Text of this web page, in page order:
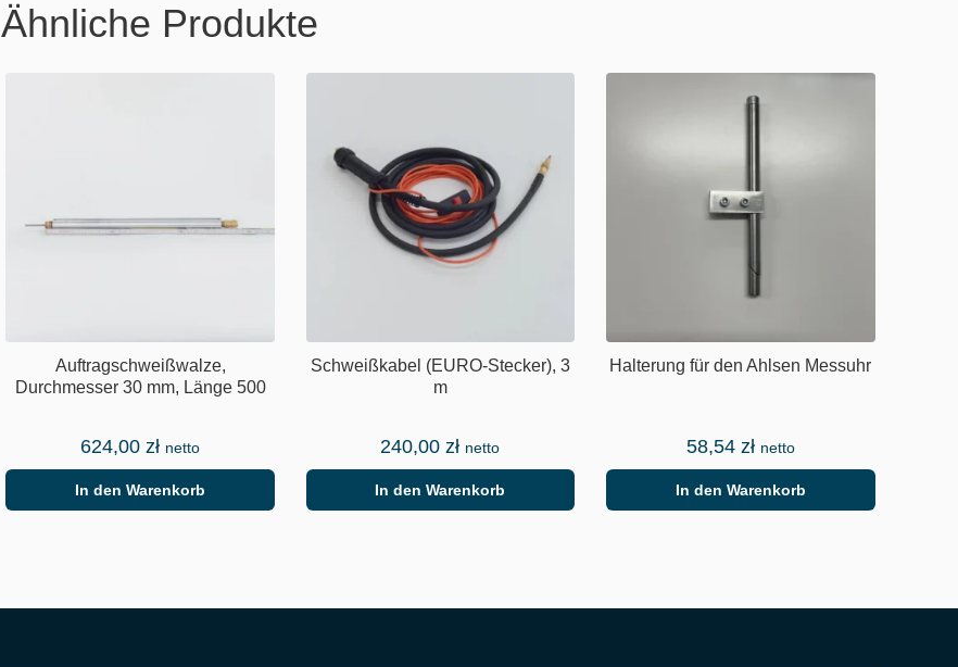
Ähnliche Produkte
Auftragschweißwalze,
Durchmesser 30 mm, Länge 500
624,00zł netto
In den Warenkorb
Schweißkabel (EURO-Stecker), 3
m
240,00zł netto
In den Warenkorb
Halterung für den Ahlsen Messuhr
58,54 zł netto
In den Warenkorb